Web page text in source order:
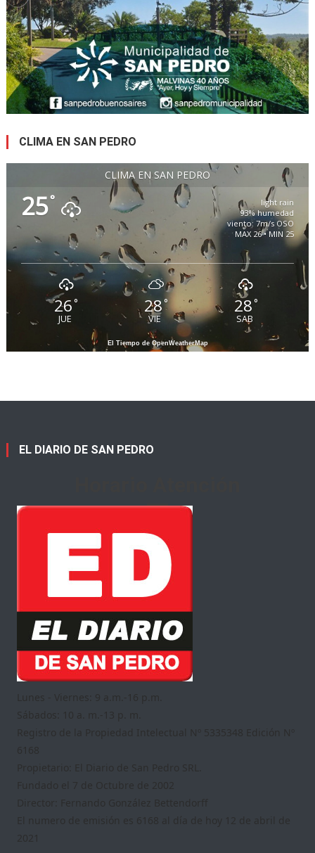
CLIMA EN SAN PEDRO
CLIMA EN SAN PEDRO
25°
light rain
93% humedad
viento: 7m/s OSO
MAX 26 • MIN 25
26°
JUE
28 °
VIE
28°
SAB
El Tiempo de OpenWeatherMap
EL DIARIO DE SAN PEDRO
Lunes - Viernes: 9 a.m.-16 p.m.
Sábados: 10 a. m.-13 p. m.
Registro de la Propiedad Intelectual Nº 5335348 Edición Nº
6168
Propietario: El Diario de San Pedro SRL.
Fundado el 7 de Octubre de 2002
Director: Fernando González Bettendorff
El numero de emisión es 6168 al día de hoy 12 de abril de
2021